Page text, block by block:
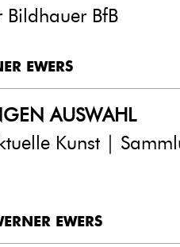
Bildhauer BfB
EWERS
AUSWAHL
Kunst |
EWERS